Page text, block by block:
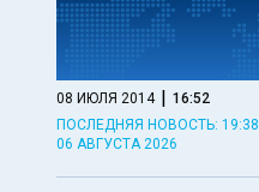
08 ИЮЛЯ 2014 | 16:52
ПОСЛЕДНЯЯ НОВОСТЬ: 19:38
06 АВГУСТА 2026